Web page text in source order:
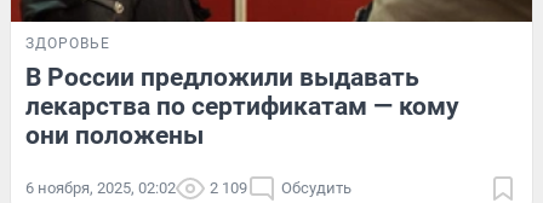
ЗДОРОВЬЕ
В России предложили выдавать
лекарства по сертификатам — кому
они положены
6 ноября, 2025, 02:02 2 109 Обсудить